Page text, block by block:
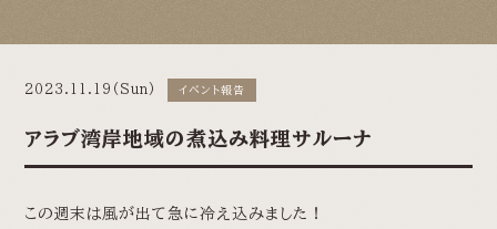
2023.11.19(Sun) イベント報告
アラブ湾岸地域の煮込み料理サルーナ
この週末は風が出て急に冷え込みました！